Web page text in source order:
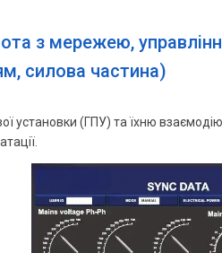
з мережею,
силова частина)
установки (ГПУ) та їхню